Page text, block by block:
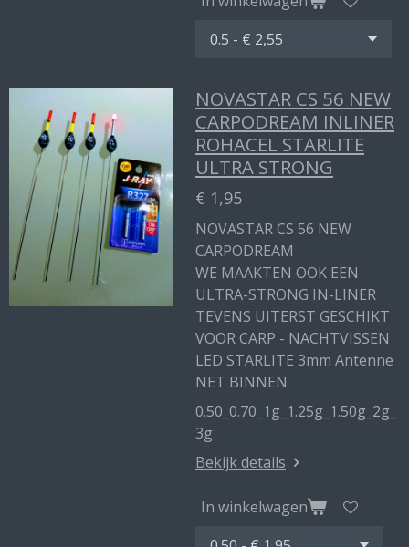
NOVASTAR CS 56 NEW
CARPODREAM INLINER
ROHACEL STARLITE
ULTRA STRONG
€ 1,95
NOVASTAR CS 56 NEW
CARPODREAM
WE MAAKTEN OOK EEN
ULTRA-STRONG IN-LINER
TEVENS UITERST GESCHIKT
VOOR CARP - NACHTVISSEN
LED STARLITE 3mm Antenne
NET BINNEN
0.50_0.70_1g_1.25g_1.50g_2g_
3g
Bekijk details
In winkelwagen